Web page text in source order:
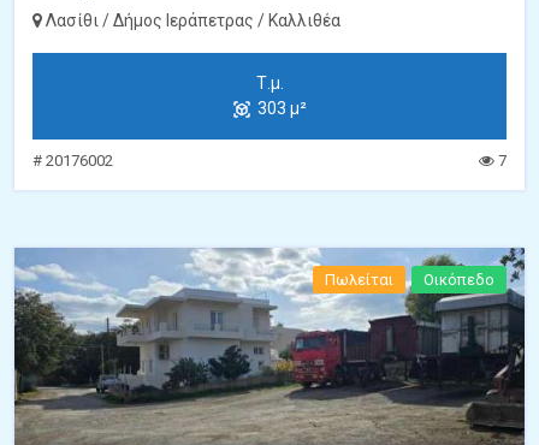
Λασίθι / Δήμος Ιεράπετρας / Καλλιθέα
Τ.μ.
303 μ²
# 20176002 7
Πωλείται Οικόπεδο